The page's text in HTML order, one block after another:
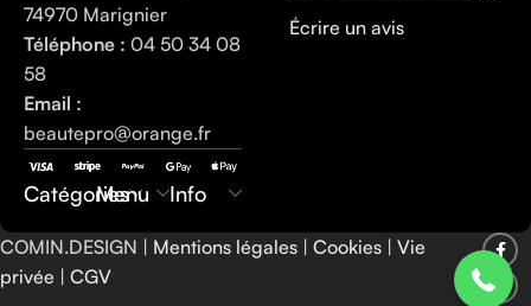
74970 Marignier
Téléphone : 04 50 34 08
58
Email :
beautepro@orange.fr
Catégories
Menu Info
Écrire un avis
COMIN.DESIGN | Mentions légales | Cookies | Vie
privée | CGV